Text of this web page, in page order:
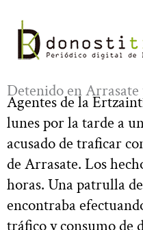
contenido
Detenido en
Agentes de la
lunes por la tarde a
acusado de traficar
de Arrasate. Los
horas. Una patrulla
encontraba
tráfico y consumo de